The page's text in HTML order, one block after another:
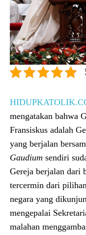
mengatakan bahwa
Fransiskus adalah
yang berjalan
Gaudium sendiri
Gereja berjalan dari
tercermin dari
negara yang
mengepalai
malahan